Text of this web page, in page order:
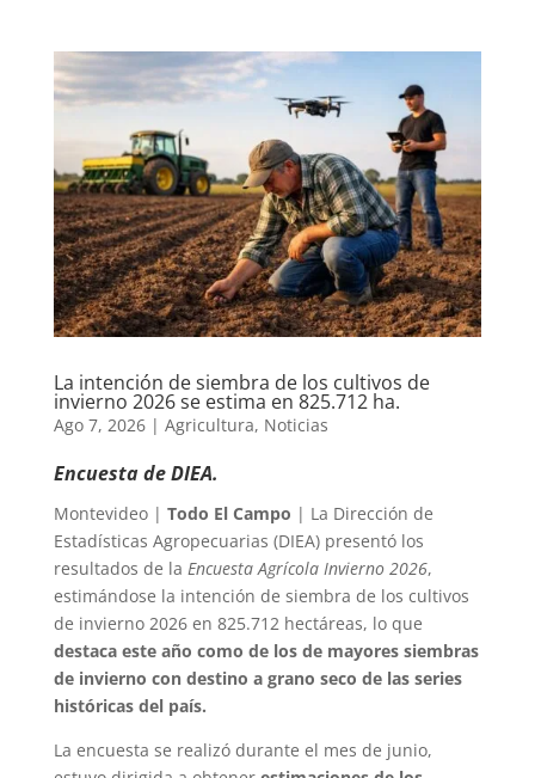
La intención de siembra de los cultivos de
invierno 2026 se estima en 825.712 ha.
Ago 7, 2026| Agricultura, Noticias
Encuesta de DIEA.
Montevideo | Todo El Campo | La Dirección de
Estadísticas Agropecuarias (DIEA) presentó los
resultados de la Encuesta Agrícola Invierno 2026,
estimándose la intención de siembra de los cultivos
de invierno 2026 en 825.712 hectáreas, lo que
destaca este año como de los de mayores siembras
de invierno con destino a grano seco de las series
históricas del país.
La encuesta se realizó durante el mes de junio,